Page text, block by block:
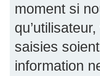
moment si
saisies
information